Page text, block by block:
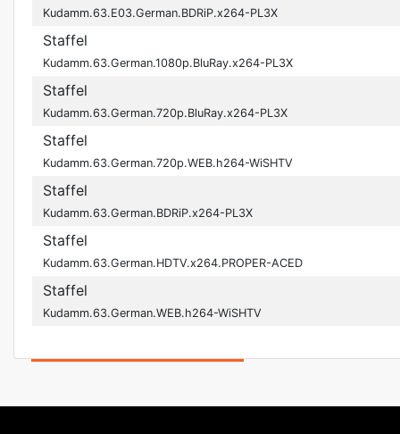
Kudamm.63.E03.German.BDRiP.x264-PL3X
Staffel
Kudamm.63.German.1080p.BluRay.x264-PL3X
Staffel
Kudamm.63.German.720p.BluRay.x264-PL3X
Staffel
Kudamm.63.German.720p.WEB.h264-WiSHTV
Staffel
Kudamm.63.German.BDRiP.x264-PL3X
Staffel
Kudamm.63.German.HDTV.x264.PROPER-ACED
Staffel
Kudamm.63.German.WEB.h264-WiSHTV